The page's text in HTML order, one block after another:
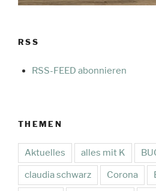
RSS
RSS-FEED abonnieren
THEMEN
Aktuelles alles mit K
claudia schwarz Corona